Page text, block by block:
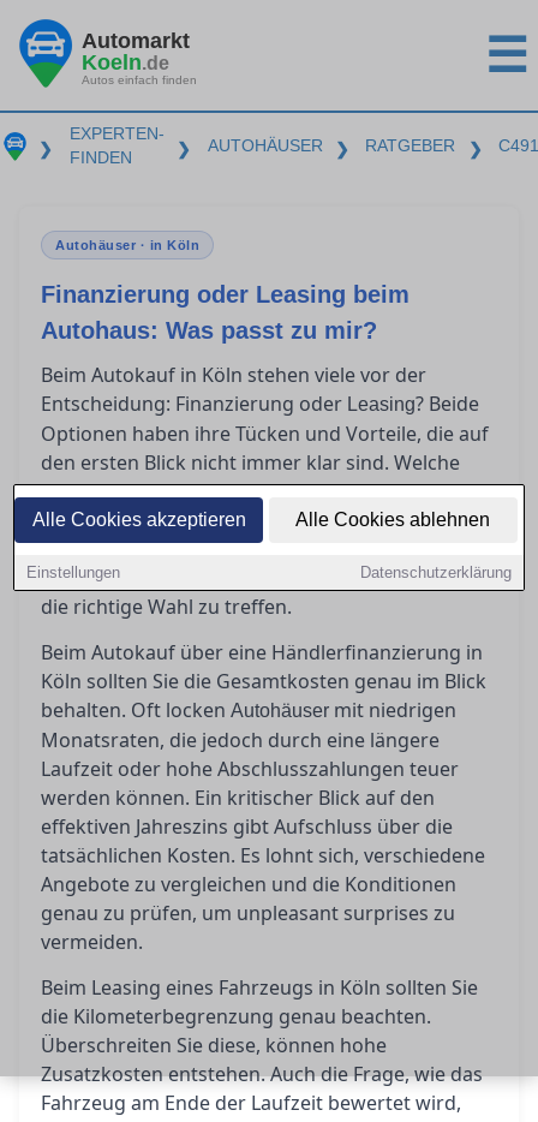
Alle Cookies akzeptieren Alle Cookies ablehnen
Einstellungen Datenschutzerklärung
Automarkt
Koeln.de
Autos einfach finden ☰
❯
EXPERTEN-
FINDEN
❯ AUTOHÄUSER ❯ RATGEBER ❯
Autohäuser · in Köln
Finanzierung oder Leasing beim
Autohaus: Was passt zu mir?
Beim Autokauf in Köln stehen viele vor der
Entscheidung: Finanzierung oder Leasing? Beide
Optionen haben ihre Tücken und Vorteile, die auf
den ersten Blick nicht immer klar sind. Welche
Kosten wirklich auf Sie zukommen und welche
Lösung als Privatkunde am meisten Sinn macht,
erfahren Sie hier. Bevor Sie unterschreiben,
sollten Sie genau wissen, worauf es ankommt, um
die richtige Wahl zu treffen.
Beim Autokauf über eine Händlerfinanzierung in
Köln sollten Sie die Gesamtkosten genau im Blick
behalten. Oft locken Autohäuser mit niedrigen
Monatsraten, die jedoch durch eine längere
Laufzeit oder hohe Abschlusszahlungen teuer
werden können. Ein kritischer Blick auf den
effektiven Jahreszins gibt Aufschluss über die
tatsächlichen Kosten. Es lohnt sich, verschiedene
Angebote zu vergleichen und die Konditionen
genau zu prüfen, um unpleasant surprises zu
vermeiden.
Beim Leasing eines Fahrzeugs in Köln sollten Sie
die Kilometerbegrenzung genau beachten.
Überschreiten Sie diese, können hohe
Zusatzkosten entstehen. Auch die Frage, wie das
Fahrzeug am Ende der Laufzeit bewertet wird,